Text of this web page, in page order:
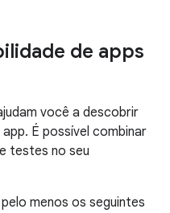
de apps
você a descobrir
É possível combinar
testes no seu
menos os seguintes